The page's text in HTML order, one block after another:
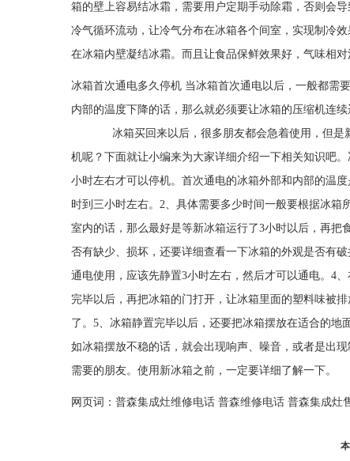
箱的壁上容易结冰霜，需要用户定期手动除霜，否则会
冷气循环流动，让冷气分布在冰箱各个间室，实现制冷
在冰箱内壁凝结冰霜。而且让食品保鲜效果好，气味相
冰箱首次通电多久停机 当冰箱首次通电以后，一般都需
内部的温度下降的话，那么就必须要让冰箱的压缩机
冰箱买回来以后，很多朋友都会急着使用，但是新
机呢？下面就让小编来为大家详细介绍一下相关知识吧
小时左右才可以停机。首次通电的冰箱外部和内部的温
时到三小时左右。2、具体需要多少时间一般要根据冰
室内的话，那么最好是等新冰箱运行了3小时以后，再
否有缺少、损坏，还要详细查看一下冰箱的外观是否有
通电使用，应该先静置3小时左右，然后才可以通电。4
完毕以后，再把冰箱的门打开，让冰箱里面的塑料味被
了。5、冰箱静置完毕以后，还要把冰箱摆放在适合的
如冰箱摆放不稳的话，就会出现响声、噪音，或者是出
需要的朋友。使用新冰箱之前，一定要详细了解一下。
网页词： 普森集成灶维修电话 普森维修电话 普森集成灶